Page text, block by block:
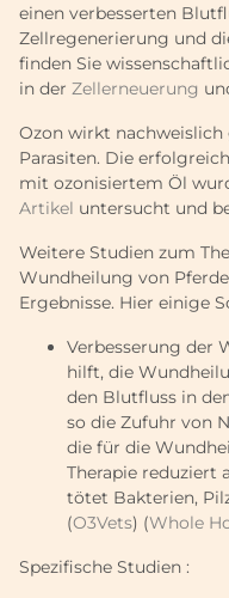
einen verbesserten
Zellregenerierung und
finden Sie
in der Zellerneuerung
Ozon wirkt
Parasiten. Die
mit ozonisiertem Öl
Artikel untersucht und
Weitere Studien zum
Wundheilung von
Ergebnisse. Hier einige
Verbesserung der
hilft, die
den Blutfluss in
so die Zufuhr von
die für die
Therapie reduziert
tötet Bakterien,
(O3Vets) (Whole
Spezifische Studien :